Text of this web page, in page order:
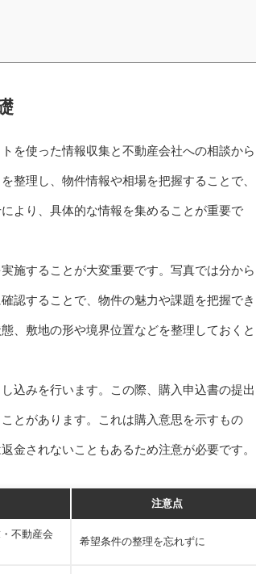
を使った情報収集と不動産会社への相談から
整理し、物件情報や相場を把握することで、
より、具体的な情報を集めることが重要で
施することが大変重要です。写真では分から
認することで、物件の魅力や課題を把握でき
、敷地の形や境界位置などを整理しておくと
込みを行います。この際、購入申込書の提出
とがあります。これは購入意思を示すもの
金されないこともあるため注意が必要です。
注意点
不動産会
希望条件の整理を忘れずに